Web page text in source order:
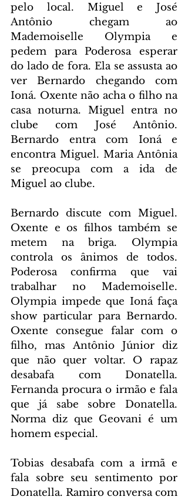
pelo local. Miguel e José
Antônio chegam ao
Mademoiselle Olympia e
pedem para Poderosa esperar
do lado de fora. Ela se assusta ao
ver Bernardo chegando com
Ioná. Oxente não acha o filho na
casa noturna. Miguel entra no
clube com José Antônio.
Bernardo entra com Ioná e
encontra Miguel. Maria Antônia
se preocupa com a ida de
Miguel ao clube.
Bernardo discute com Miguel.
Oxente e os filhos também se
metem na briga. Olympia
controla os ânimos de todos.
Poderosa confirma que vai
trabalhar no Mademoiselle.
Olympia impede que Ioná faça
show particular para Bernardo.
Oxente consegue falar com o
filho, mas Antônio Júnior diz
que não quer voltar. O rapaz
desabafa com Donatella.
Fernanda procura o irmão e fala
que já sabe sobre Donatella.
Norma diz que Geovani é um
homem especial.
Tobias desabafa com a irmã e
fala sobre seu sentimento por
Donatella. Ramiro conversa com